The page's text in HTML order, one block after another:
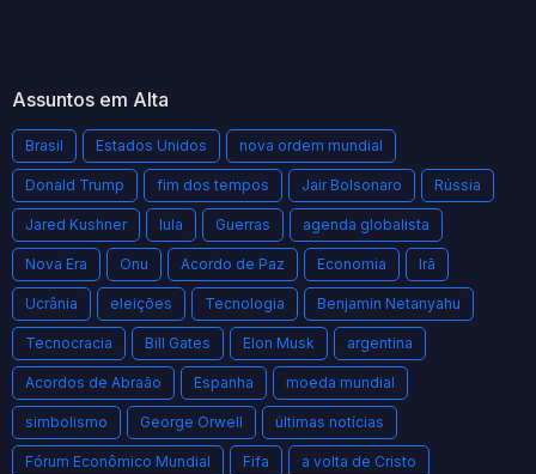
Assuntos em Alta
Brasil Estados Unidos nova ordem mundial
Donald Trump fim dos tempos Jair Bolsonaro Rússia
Jared Kushner lula Guerras agenda globalista
Nova Era Onu Acordo de Paz Economia Irã
Ucrânia eleições Tecnologia Benjamin Netanyahu
Tecnocracia Bill Gates Elon Musk argentina
Acordos de Abraão Espanha moeda mundial
simbolismo George Orwell últimas notícias
Fórum Econômico Mundial Fifa a volta de Cristo